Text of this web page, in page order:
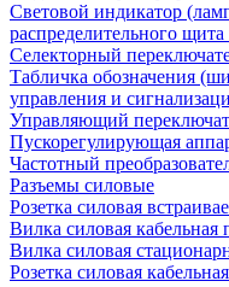
Световой индикатор
распределительного
Селекторный
Табличка обозначения
управления и
Управляющий
Пускорегулирующая
Частотный
Разъемы силовые
Розетка силовая
Вилка силовая кабельная
Вилка силовая
Розетка силовая